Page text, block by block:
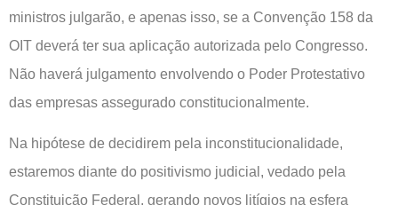
ministros julgarão, e apenas isso, se a Convenção 158 da
OIT deverá ter sua aplicação autorizada pelo Congresso.
Não haverá julgamento envolvendo o Poder Protestativo
das empresas assegurado constitucionalmente.
Na hipótese de decidirem pela inconstitucionalidade,
estaremos diante do positivismo judicial, vedado pela
Constituição Federal, gerando novos litígios na esfera